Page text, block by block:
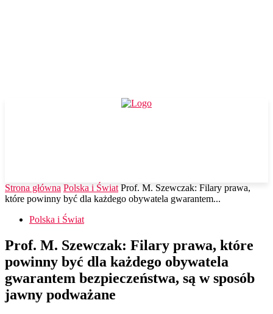
Strona główna Polska i Świat Prof. M. Szewczak: Filary prawa,
które powinny być dla każdego obywatela gwarantem...
Polska i Świat
Prof. M. Szewczak: Filary prawa, które
powinny być dla każdego obywatela
gwarantem bezpieczeństwa, są w sposób
jawny podważane